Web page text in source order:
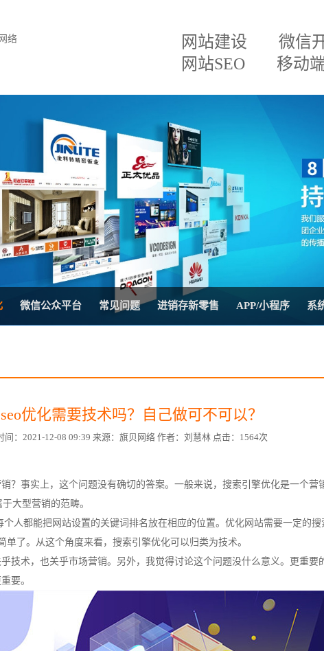
网站建设
微信
网站SEO
移动
H5响应式网站建设方案
防伪防窜货系统
外贸多语言网站建设方案
三级分销系统
网站推广优化方案
在线进销存管理
品牌加盟营销管理系统
营销型网站建设方案
微信小程序
百度排名专家
微信分销
三级分销直销系统
网站SEO优化
移动APP开发
网站托管代运营
关于
企业
招贤
联系
公司公
微信公众平台 常见问题 进销存新零售 APP/小程序 系
seo优化需要技术吗？自己做可不可以？
间：2021-12-08 09:39 来源：旗贝网络 作者：刘慧林 点击：1564次
？事实上，这个问题没有确切的答案。一般来说，搜索引擎优化是一个营
大型营销的范畴。
个人都能把网站设置的关键词排名放在相应的位置。优化网站需要一定的搜
单了。从这个角度来看，搜索引擎优化可以归类为技术。
技术，也关乎市场营销。另外，我觉得讨论这个问题没什么意义。更重要
要。